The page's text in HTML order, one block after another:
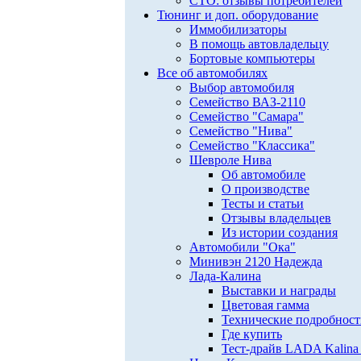
Тюнинг и доп. оборудование
Иммобилизаторы
В помощь автовладельцу
Бортовые компьютеры
Все об автомобилях
Выбор автомобиля
Семейство ВАЗ-2110
Семейство "Самара"
Семейство "Нива"
Семейство "Классика"
Шевроле Нива
Об автомобиле
О производстве
Тесты и статьи
Отзывы владельцев
Из истории создания
Автомобили "Ока"
Минивэн 2120 Надежда
Лада-Калина
Выставки и награды
Цветовая гамма
Технические
Где купить
Тест-драйв LADA Kalina